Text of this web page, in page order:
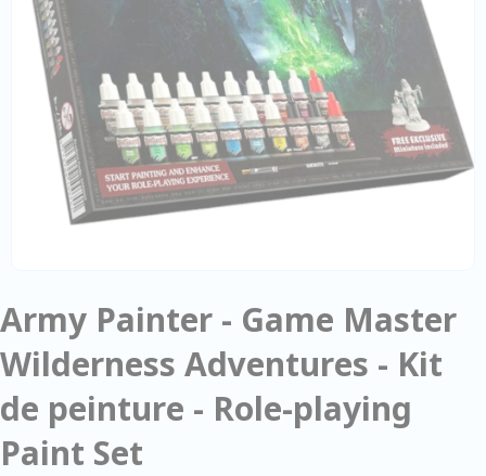
Army Painter - Game Master
Wilderness Adventures - Kit
de peinture - Role-playing
Paint Set